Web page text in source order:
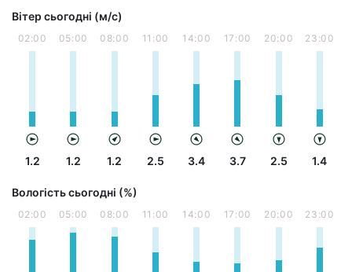
Вітер сьогодні (м/с)
02:00
1.2
05:00
1.2
08:00
1.2
11:00
2.5
14:00
3.4
17:00
3.7
20:00
2.5
23:00
1.4
Вологість сьогодні (%)
02:00 05:00 08:00 11:00 14:00 17:00 20:00 23:00